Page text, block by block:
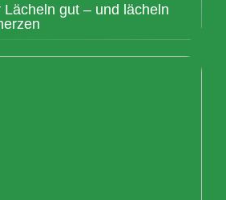
Lächeln gut – und lächeln